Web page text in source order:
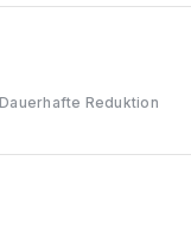
Dauerhafte Reduktion